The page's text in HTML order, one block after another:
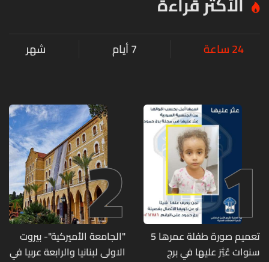
24 ساعة 7 أيام شهر
1
تعميم صورة طفلة عمرها 5
سنوات عُثِرَ عليها في برج
2
"الجامعة الأميركية"- بيروت
الاولى لبنانيا والرابعة عربيا في